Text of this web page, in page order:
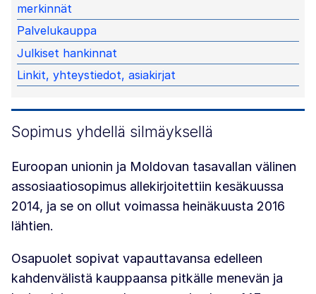
merkinnät
Palvelukauppa
Julkiset hankinnat
Linkit, yhteystiedot, asiakirjat
Sopimus yhdellä silmäyksellä
Euroopan unionin ja Moldovan tasavallan välinen
assosiaatiosopimus allekirjoitettiin kesäkuussa
2014, ja se on ollut voimassa heinäkuusta 2016
lähtien.
Osapuolet sopivat vapauttavansa edelleen
kahdenvälistä kauppaansa pitkälle menevän ja